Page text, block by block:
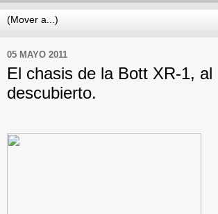
05 MAYO 2011
El chasis de la Bott XR-1, al
descubierto.